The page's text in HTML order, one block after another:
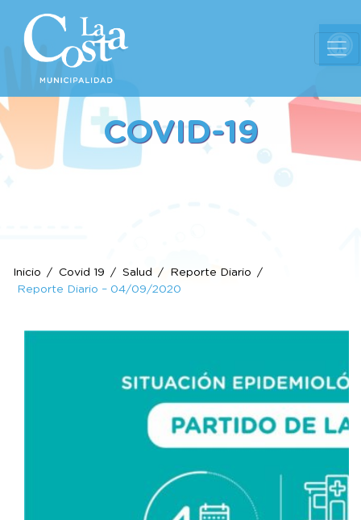
COVID-19
Inicio Covid 19 Salud
Reporte Diario
Reporte Diario – 04/09/2020